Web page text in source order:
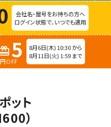
会社名・屋号をお持ちの方へ
ログイン状態で、いつでも適用
5
OFF
8月6日(木) 10:30 から
8月11日(火) 1:59 まで
ット
）